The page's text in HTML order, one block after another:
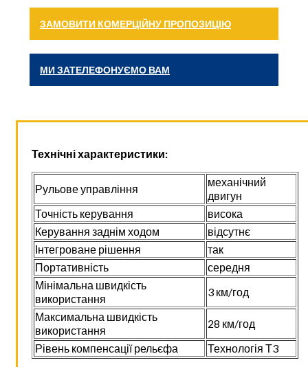
ЗАМОВИТИ КОМЕРЦІЙНУ ПРОПОЗИЦІЮ
МИ ЗАТЕЛЕФОНУЄМО ВАМ
Технічні характеристики:
Рульове управління
механічний
двигун
Точність керування
висока
Керування заднім ходом
відсутнє
Інтегроване рішення
так
Портативність
середня
Мінімальна швидкість
використання
3 км/год
Максимальна швидкість
використання
28 км/год
Рівень компенсації рельєфа
Технологія Т3